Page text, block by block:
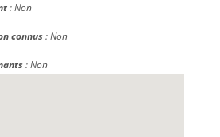
: Non
connus: Non
: Non